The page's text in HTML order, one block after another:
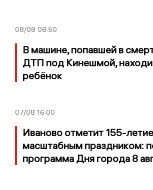
08/08 08:50
В машине, попавшей в
ДТП под Кинешмой,
ребёнок
07/08 16:00
Иваново отметит 155-летие
масштабным праздником:
программа Дня города 8